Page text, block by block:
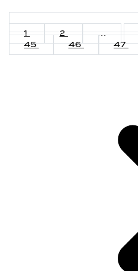
1 2 ...
45
46 47